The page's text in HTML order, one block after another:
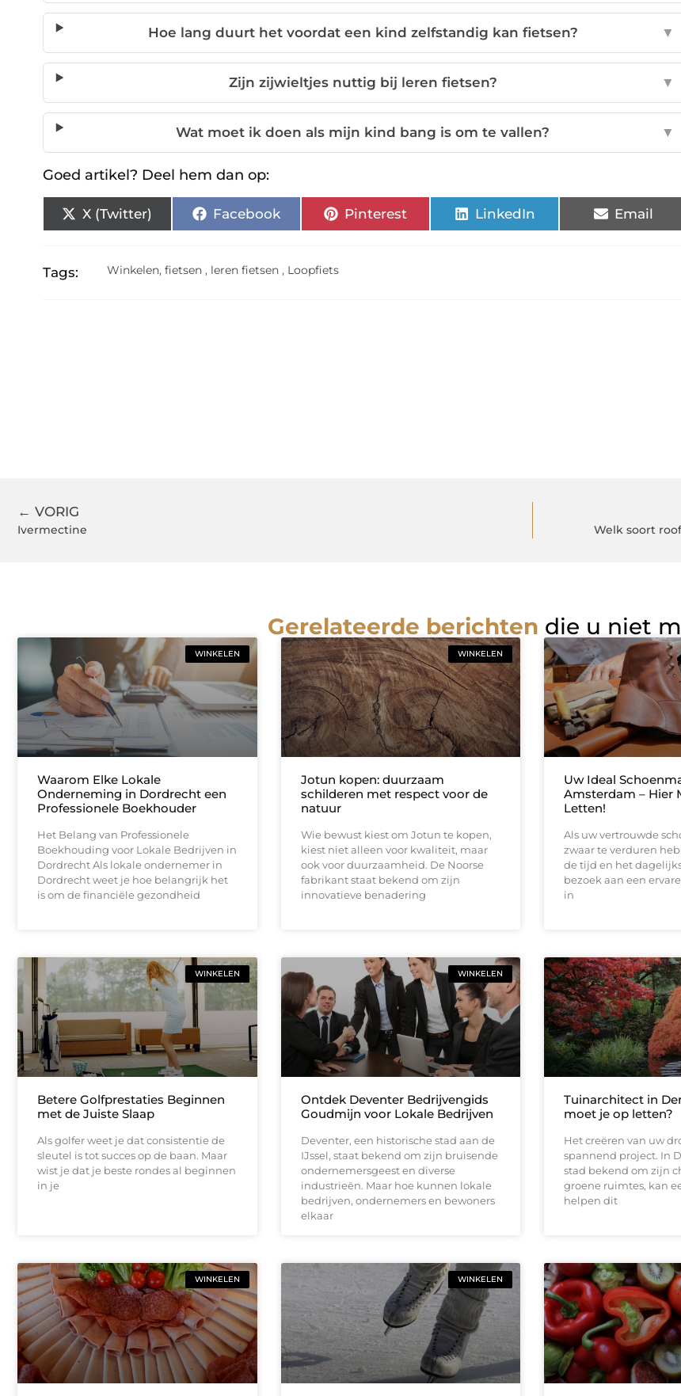
Hoe lang duurt het voordat een kind zelfstandig kan fietsen? ▼
Zijn zijwieltjes nuttig bij leren fietsen? ▼
Wat moet ik doen als mijn kind bang is om te vallen? ▼
Goed artikel? Deel hem dan op:
X (Twitter) Facebook Pinterest LinkedIn Email
Tags: Winkelen,fietsen , leren fietsen , Loopfiets
← VORIG
Ivermectine Welk soort
Gerelateerde berichten die u niet
WINKELEN
Waarom Elke Lokale
Onderneming in Dordrecht een
Professionele Boekhouder
Het Belang van Professionele
Boekhouding voor Lokale Bedrijven in
Dordrecht Als lokale ondernemer in
Dordrecht weet je hoe belangrijk het
is om de financiële gezondheid
WINKELEN
Jotun kopen: duurzaam
schilderen met respect voor de
natuur
Wie bewust kiest om Jotun te kopen,
kiest niet alleen voor kwaliteit, maar
ook voor duurzaamheid. De Noorse
fabrikant staat bekend om zijn
innovatieve benadering
Uw Ideal
Amsterdam – Hier
Letten!
Als uw vertrouwde
zwaar te verduren
de tijd en het
bezoek aan een
in
WINKELEN
Betere Golfprestaties Beginnen
met de Juiste Slaap
Als golfer weet je dat consistentie de
sleutel is tot succes op de baan. Maar
wist je dat je beste rondes al beginnen
in je
WINKELEN
Ontdek Deventer Bedrijvengids
Goudmijn voor Lokale Bedrijven
Deventer, een historische stad aan de
IJssel, staat bekend om zijn bruisende
ondernemersgeest en diverse
industrieën. Maar hoe kunnen lokale
bedrijven, ondernemers en bewoners
elkaar
Tuinarchitect in
moet je op letten?
Het creëren van uw
spannend project. In
stad bekend om zijn
groene ruimtes, kan
helpen dit
WINKELEN WINKELEN